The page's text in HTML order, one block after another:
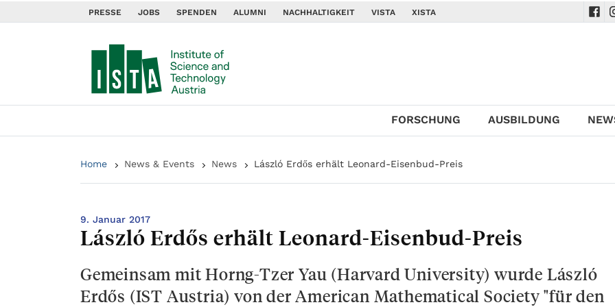
PRESSE JOBS SPENDEN ALUMNI NACHHALTIGKEIT VISTA XISTA
FORSCHUNG AUSBILDUNG
Home News & Events News László Erdős erhält Leonard-Eisenbud-Preis
9. Januar 2017
László Erdős erhält Leonard-Eisenbud-Preis
Gemeinsam mit Horng-Tzer Yau (Harvard University) wurde László
Erdős (IST Austria) von der American Mathematical Society "für den